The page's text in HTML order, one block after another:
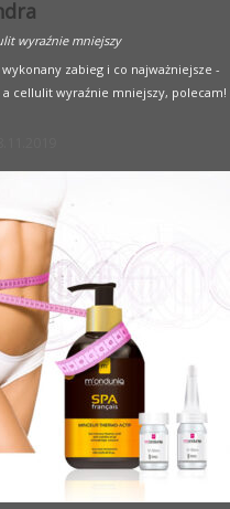
wyraźnie mniejszy
zabieg i co najważniejsze -
cellulit wyraźnie mniejszy, polecam!